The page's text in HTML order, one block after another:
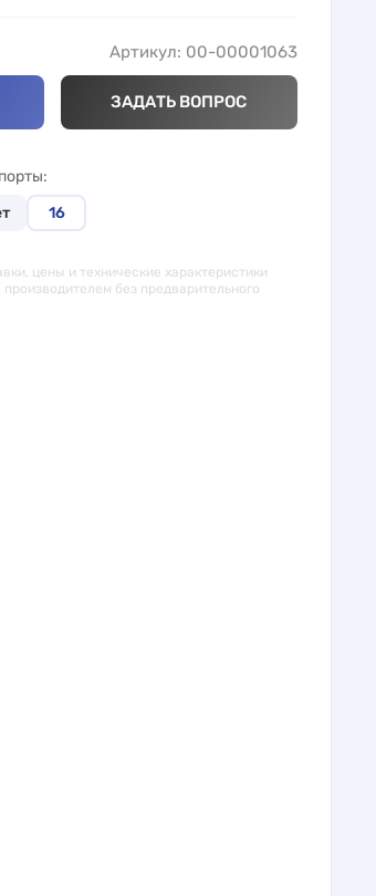
Артикул: 00-00001063
ЗАДАТЬ ВОПРОС
16
цены и технические характеристики
без предварительного